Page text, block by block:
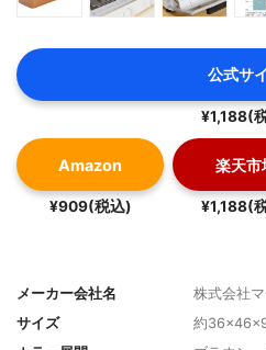
公式サ
¥1,188(
Amazon
¥909(税込)
楽天市
¥1,188(
メーカー会社名
株式会社
サイズ
約